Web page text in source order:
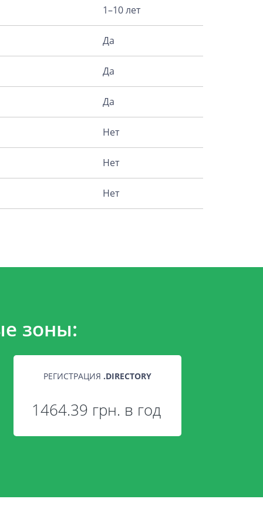
1–10 лет
Да
Да
Да
Нет
Нет
Нет
зоны:
РЕГИСТРАЦИЯ .DIRECTORY
1464.39 грн. в год